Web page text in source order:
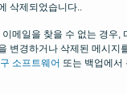
삭제되었습니다..
메일을 찾을 수 없는 경우,
변경하거나 삭제된 메시지
소프트웨어 또는 백업에서